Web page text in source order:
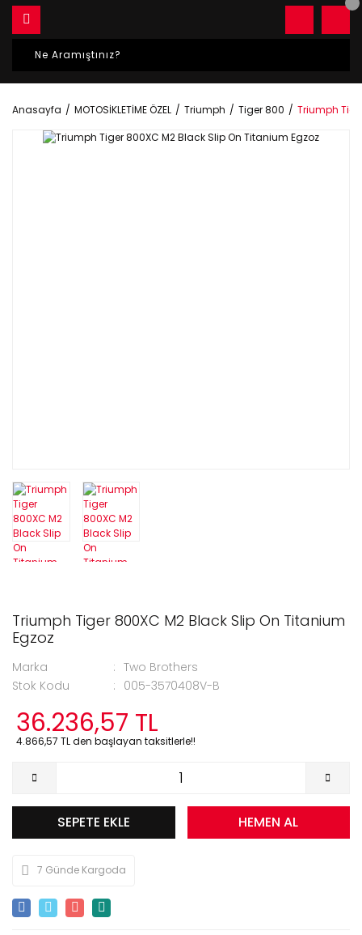
Anasayfa MOTOSİKLETİME ÖZEL Triumph Tiger 800 Triumph
Triumph Tiger 800XC M2 Black Slip On Titanium
Egzoz
Marka
Two Brothers
Stok Kodu
005-3570408V-B
36.236,57 TL
4.866,57 TL den başlayan taksitlerle!!
SEPETE EKLE HEMEN AL
7 Günde Kargoda